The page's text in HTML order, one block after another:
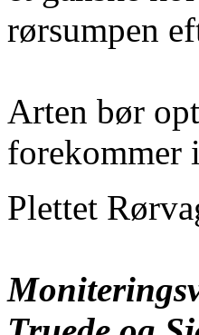
rørsumpen
Arten bør
forekommer
Plettet